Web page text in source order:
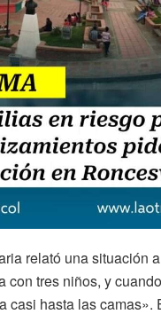
relató una situación
con tres niños, y
casi hasta las camas».